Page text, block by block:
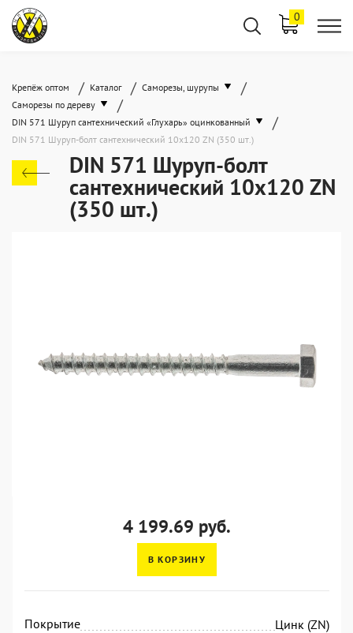
0
Крепёж оптом / Каталог / Саморезы, шурупы /
Саморезы по дереву /
DIN 571 Шуруп сантехнический «Глухарь» оцинкованный /
DIN 571 Шуруп-болт сантехнический 10x120 ZN (350 шт.)
DIN 571 Шуруп-болт
сантехнический 10x120 ZN
(350 шт.)
4 199.69 руб.
В КОРЗИНУ
Покрытие
Цинк (ZN)